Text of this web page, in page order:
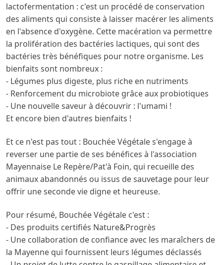
lactofermentation : c'est un procédé de conservation
des aliments qui consiste à laisser macérer les aliments
en l'absence d'oxygène. Cette macération va permettre
la prolifération des bactéries lactiques, qui sont des
bactéries très bénéfiques pour notre organisme. Les
bienfaits sont nombreux :
- Légumes plus digeste, plus riche en nutriments
- Renforcement du microbiote grâce aux probiotiques
- Une nouvelle saveur à découvrir : l'umami !
Et encore bien d'autres bienfaits !
Et ce n'est pas tout : Bouchée Végétale s'engage à
reverser une partie de ses bénéfices à l'association
Mayennaise Le Repère/Pat'à Foin, qui recueille des
animaux abandonnés ou issus de sauvetage pour leur
offrir une seconde vie digne et heureuse.
Pour résumé, Bouchée Végétale c'est :
- Des produits certifiés Nature&Progrès
- Une collaboration de confiance avec les maraîchers de
la Mayenne qui fournissent leurs légumes déclassés